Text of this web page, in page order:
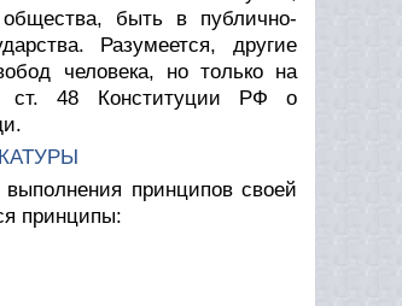
общества, быть в публично-
Разумеется, другие
человека, но только на
ст. 48 Конституции РФ о
принципов своей
принципы: